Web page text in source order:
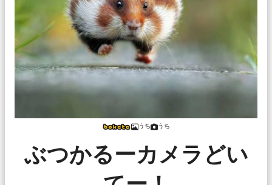
うち うち
ぶつかるーカメラどい